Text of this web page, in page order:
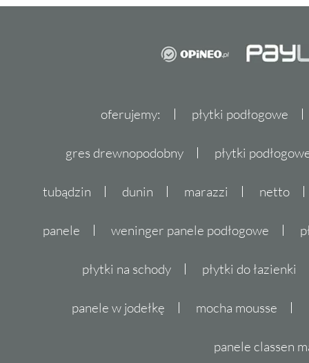
oferujemy: płytki podłogowe
gres drewnopodobny płytki
tubądzin dunin marazzi netto
panele weninger panele podłogowe
płytki na schody płytki do łazienki
panele w jodełkę mocha mousse
panele classen